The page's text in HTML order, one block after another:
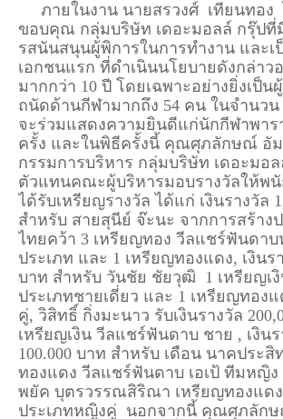
ภายในงาน นายสรวงศ์ เทียนทอง
ขอบคุณ กลุ่มบริษัท เดอะมอลล์ กรุ๊ปที่
รสนันสนุนผู้พิการในการทำงาน และเ
เอกชนแรก ที่ดำเนินนโยบายดังกล่าว
มากกว่า 10 ปี โดยเฉพาะอย่างยิ่งเป็
ถนัดด้านกีฬามากถึง 54 คน ในจำนว
จะร่วมแสดงความยินดีแก่นักกีฬาพาร
ครั้ง และในพิธีครั้งนี้ คุณศุภลักษณ์ อั
กรรมการบริหาร กลุ่มบริษัท เดอะมอล
ตัวแทนคณะผู้บริหารมอบรางวัลให้พ
ได้รับเหรียญรางวัล ได้แก่ เงินรางวัล
สำหรับ สายสุนีย์ จ๊ะนะ จากการสร้าง
ไทยคว้า 3 เหรียญทอง วีลแชร์ฟันดา
ประเภท และ 1 เหรียญทองแดง, เงินร
บาท สำหรับ วันชัย ชัยวุฒิ 1 เหรียญเงิ
ประเภทชายเดี่ยว และ 1 เหรียญทอง
คู่, วิสิทธิ์ กิ่งมะนาว รับเงินรางวัล
เหรียญเงิน วีลแชร์ฟันดาบ ชาย , เงิน
100.000 บาท สำหรับ เดือน นาคประสิ
ทองแดง วีลแชร์ฟันดาบ เอเป้ ทีมหญิ
พยัค บุตรวรรณสิริณา เหรียญทองแดง
ประเภทหญิงคู่ นอกจากนี้ คุณศุภลักษ